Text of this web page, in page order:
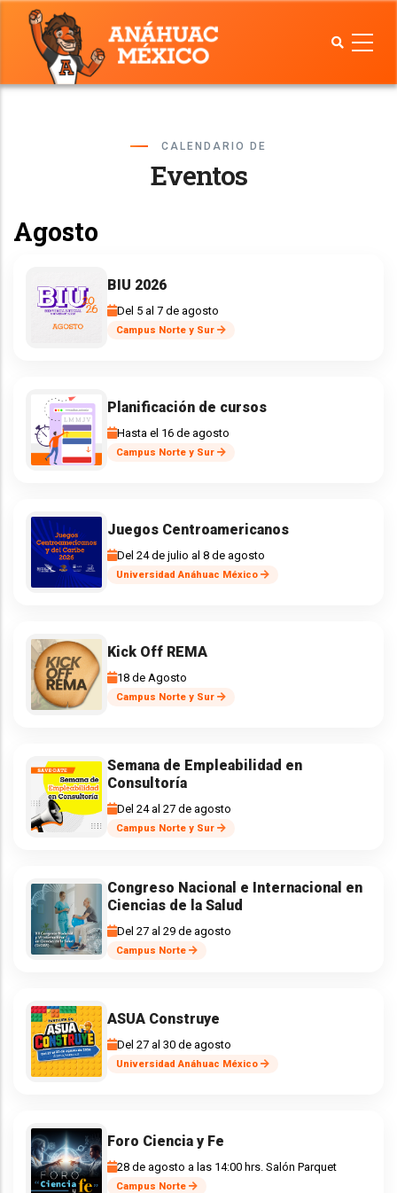
Pasar
contenido
principal
CALENDARIO DE
Eventos
Agosto
BIU 2026
Del 5 al 7 de agosto
Campus Norte y Sur
Planificación de cursos
Hasta el 16 de agosto
Campus Norte y Sur
Juegos Centroamericanos
Del 24 de julio al 8 de agosto
Universidad Anáhuac México
Kick Off REMA
18 de Agosto
Campus Norte y Sur
Semana de Empleabilidad en
Consultoría
Del 24 al 27 de agosto
Campus Norte y Sur
Congreso Nacional e Internacional en
Ciencias de la Salud
Del 27 al 29 de agosto
Campus Norte
ASUA Construye
Del 27 al 30 de agosto
Universidad Anáhuac México
Foro Ciencia y Fe
28 de agosto a las 14:00 hrs. Salón Parquet
Campus Norte